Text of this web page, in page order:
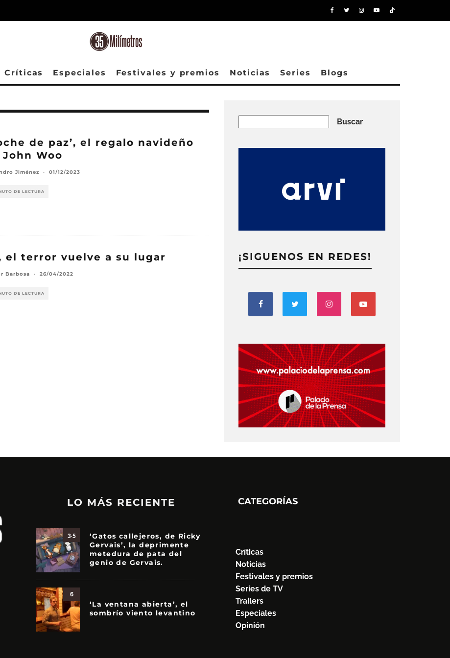
Críticas Especiales Festivales y premios Noticias Series Blogs
de paz’, el regalo navideño
Woo
Jiménez · 01/12/2023
DE LECTURA
el terror vuelve a su lugar
Barbosa · 26/04/2022
DE LECTURA
Buscar
¡SIGUENOS EN REDES!
LO MÁS RECIENTE
3.5
‘Gatos callejeros, de Ricky
Gervais’, la deprimente
metedura de pata del
genio de Gervais.
6
‘La ventana abierta’, el
sombrío viento levantino
CATEGORÍAS
Críticas
Noticias
Festivales y premios
Series de TV
Trailers
Especiales
Opinión